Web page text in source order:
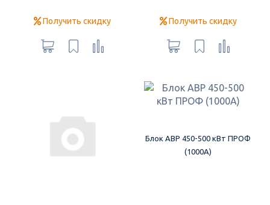
Получить скидку Получить скидку
Блок АВР 450-500 кВт ПРОФ
(1000А)